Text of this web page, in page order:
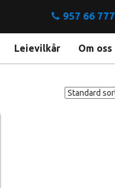
957 66 777
Leievilkår Om oss